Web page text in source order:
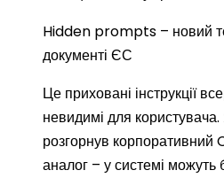
Hidden prompts – новий
документі ЄС
Це приховані інструкції
невидимі для
розгорнув
аналог – у системі можуть